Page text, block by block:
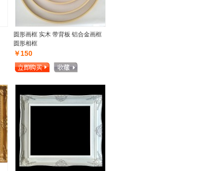
圆形画框 实木 带背板 铝合金画框
圆形相框
￥150